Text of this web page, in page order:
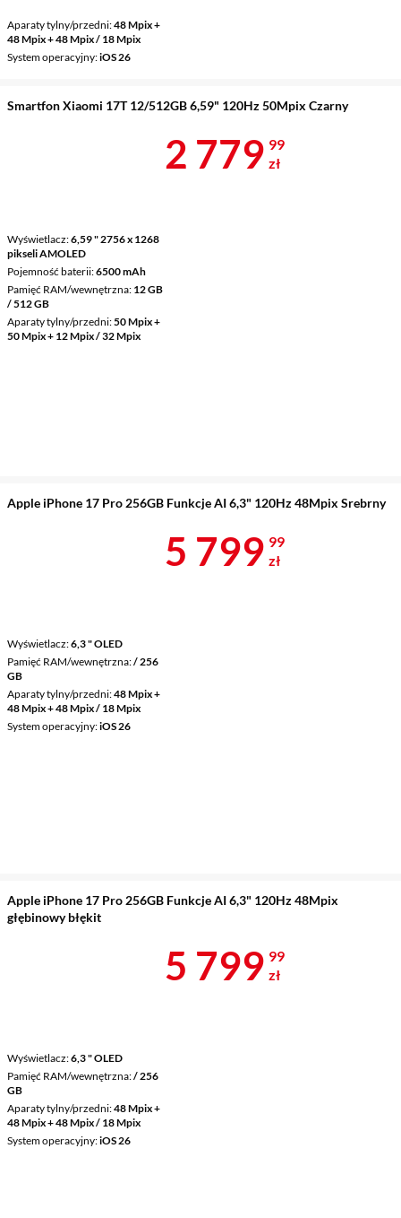
Aparaty tylny/przedni 48 Mpix +
48 Mpix + 48 Mpix / 18 Mpix
System operacyjny iOS 26
Smartfon Xiaomi 17T 12/512GB 6,59" 120Hz 50Mpix Czarny
Wyświetlacz 6,59 " 2756 x 1268
pikseli AMOLED
Pojemność baterii 6500 mAh
Pamięć RAM/wewnętrzna 12 GB
/ 512 GB
Aparaty tylny/przedni 50 Mpix +
50 Mpix + 12 Mpix / 32 Mpix
Cena 2
2 779 99
zł
Apple iPhone 17 Pro 256GB Funkcje AI 6,3" 120Hz 48Mpix Srebrny
Wyświetlacz 6,3 " OLED
Pamięć RAM/wewnętrzna / 256
GB
Aparaty tylny/przedni 48 Mpix +
48 Mpix + 48 Mpix / 18 Mpix
System operacyjny iOS 26
Cena 5
5 799 99
zł
Apple iPhone 17 Pro 256GB Funkcje AI 6,3" 120Hz 48Mpix
głębinowy błękit
Wyświetlacz 6,3 " OLED
Pamięć RAM/wewnętrzna / 256
GB
Aparaty tylny/przedni 48 Mpix +
48 Mpix + 48 Mpix / 18 Mpix
System operacyjny iOS 26
Cena 5
5 799 99
zł